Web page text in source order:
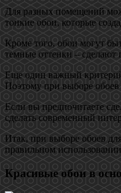
Для разных помещений
тонкие обои, которые
Кроме того, обои могут
темные оттенки –
Еще один важный
Поэтому при выборе
Если вы предпочитаете
сделать современный
Итак, при выборе обоев
правильном
Красивые обои в